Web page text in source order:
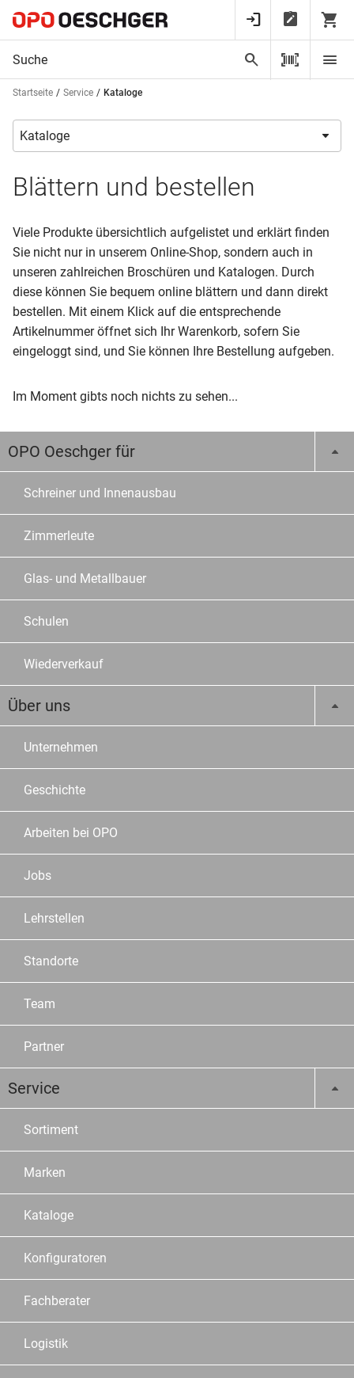
Startseite Service Kataloge
Blättern und bestellen
Viele Produkte übersichtlich aufgelistet und erklärt finden
Sie nicht nur in unserem Online-Shop, sondern auch in
unseren zahlreichen Broschüren und Katalogen. Durch
diese können Sie bequem online blättern und dann direkt
bestellen. Mit einem Klick auf die entsprechende
Artikelnummer öffnet sich Ihr Warenkorb, sofern Sie
eingeloggt sind, und Sie können Ihre Bestellung aufgeben.
Im Moment gibts noch nichts zu sehen...
OPO Oeschger für
Schreiner und Innenausbau
Zimmerleute
Glas- und Metallbauer
Schulen
Wiederverkauf
Über uns
Unternehmen
Geschichte
Arbeiten bei OPO
Jobs
Lehrstellen
Standorte
Team
Partner
Service
Sortiment
Marken
Kataloge
Konfiguratoren
Fachberater
Logistik